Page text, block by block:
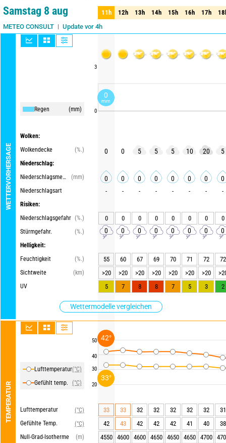
75%
Samstag 8 aug
METEO CONSULT Update vor 4h
WETTERVORHERSAGE
Regen (mm)
Wolken:
Wolkendecke
(%.)
Niederschlag:
Niederschlagsmenge
(mm)
Niederschlagsart
Risiken:
Niederschlagsgefahr (%.)
Stürmgefahr.
(%.)
Helligkeit:
Feuchtigkeit
(%.)
Sichtweite
(km)
UV
Wettermodelle vergleichen
TEMPERATUR
Lufttemperatur(°C)
Gefühlt temp.
(°C)
Lufttemperatur
(°C)
Gefühlte Temp.
(°C)
Null-Grad-Isotherme
(m)
3
0
50
40
30
20
11h 12h 13h 14h 15h 16h 17h
11h 12h 13h 14h 15h 16h 17h
0 0 5 5 5 10 20 5
0 0 0 0 0 0 0 0
- - - - - - - -
0 0 0 0 0 0 0 0
0 0 0 0 0 0 0 0
55 60 67 69 70 71 72
72
>20
>20 >20 >20 >20 >20 >20
5
7 8 8 7 5 3 2
33 33 32 32 32 32 32
31
42
43 42 42 42 41 40
38
4550
4600 4600 4650 4650 4650 4700
0
mm
33°
42°